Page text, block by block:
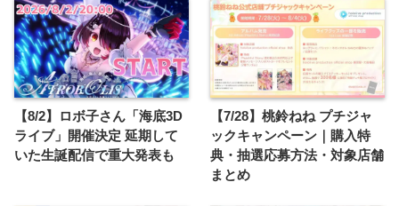
【8/2】ロボ子さん「海底3D
ライブ」開催決定 延期して
いた生誕配信で重大発表も
【7/28】桃鈴ねね プチジャ
ックキャンペーン｜購入特
典・抽選応募方法・対象店舗
まとめ